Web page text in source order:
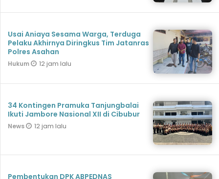
Usai Aniaya Sesama Warga, Terduga
Pelaku Akhirnya Diringkus Tim Jatanras
Polres Asahan
Hukum 12 jam lalu
34 Kontingen Pramuka Tanjungbalai
Ikuti Jambore Nasional XII di Cibubur
News 12 jam lalu
Pembentukan DPK ABPEDNAS